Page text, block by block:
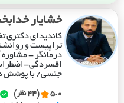
خشایار
کاندیدای
تراپیست و
درمانگر - مشاوره
افسردگی-
جنسی/ با پوشش
5.0 (44 نظر)